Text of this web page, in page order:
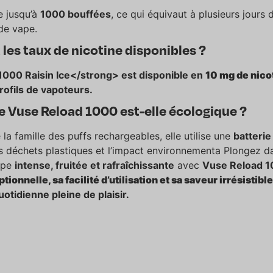
1000 bouffées, ce qui équivaut à plusieurs jours
vape.
les taux de nicotine disponibles ?
Raisin Ice</strong> est disponible en 10 mg de
de vapoteurs.
Vuse Reload 1000 est-elle écologique ?
famille des puffs rechargeables, elle utilise une
déchets plastiques et l’impact environnementa Plongez
intense, fruitée et rafraîchissante avec Vuse Reload
sa facilité d’utilisation et sa saveur irrésistible
pleine de plaisir.